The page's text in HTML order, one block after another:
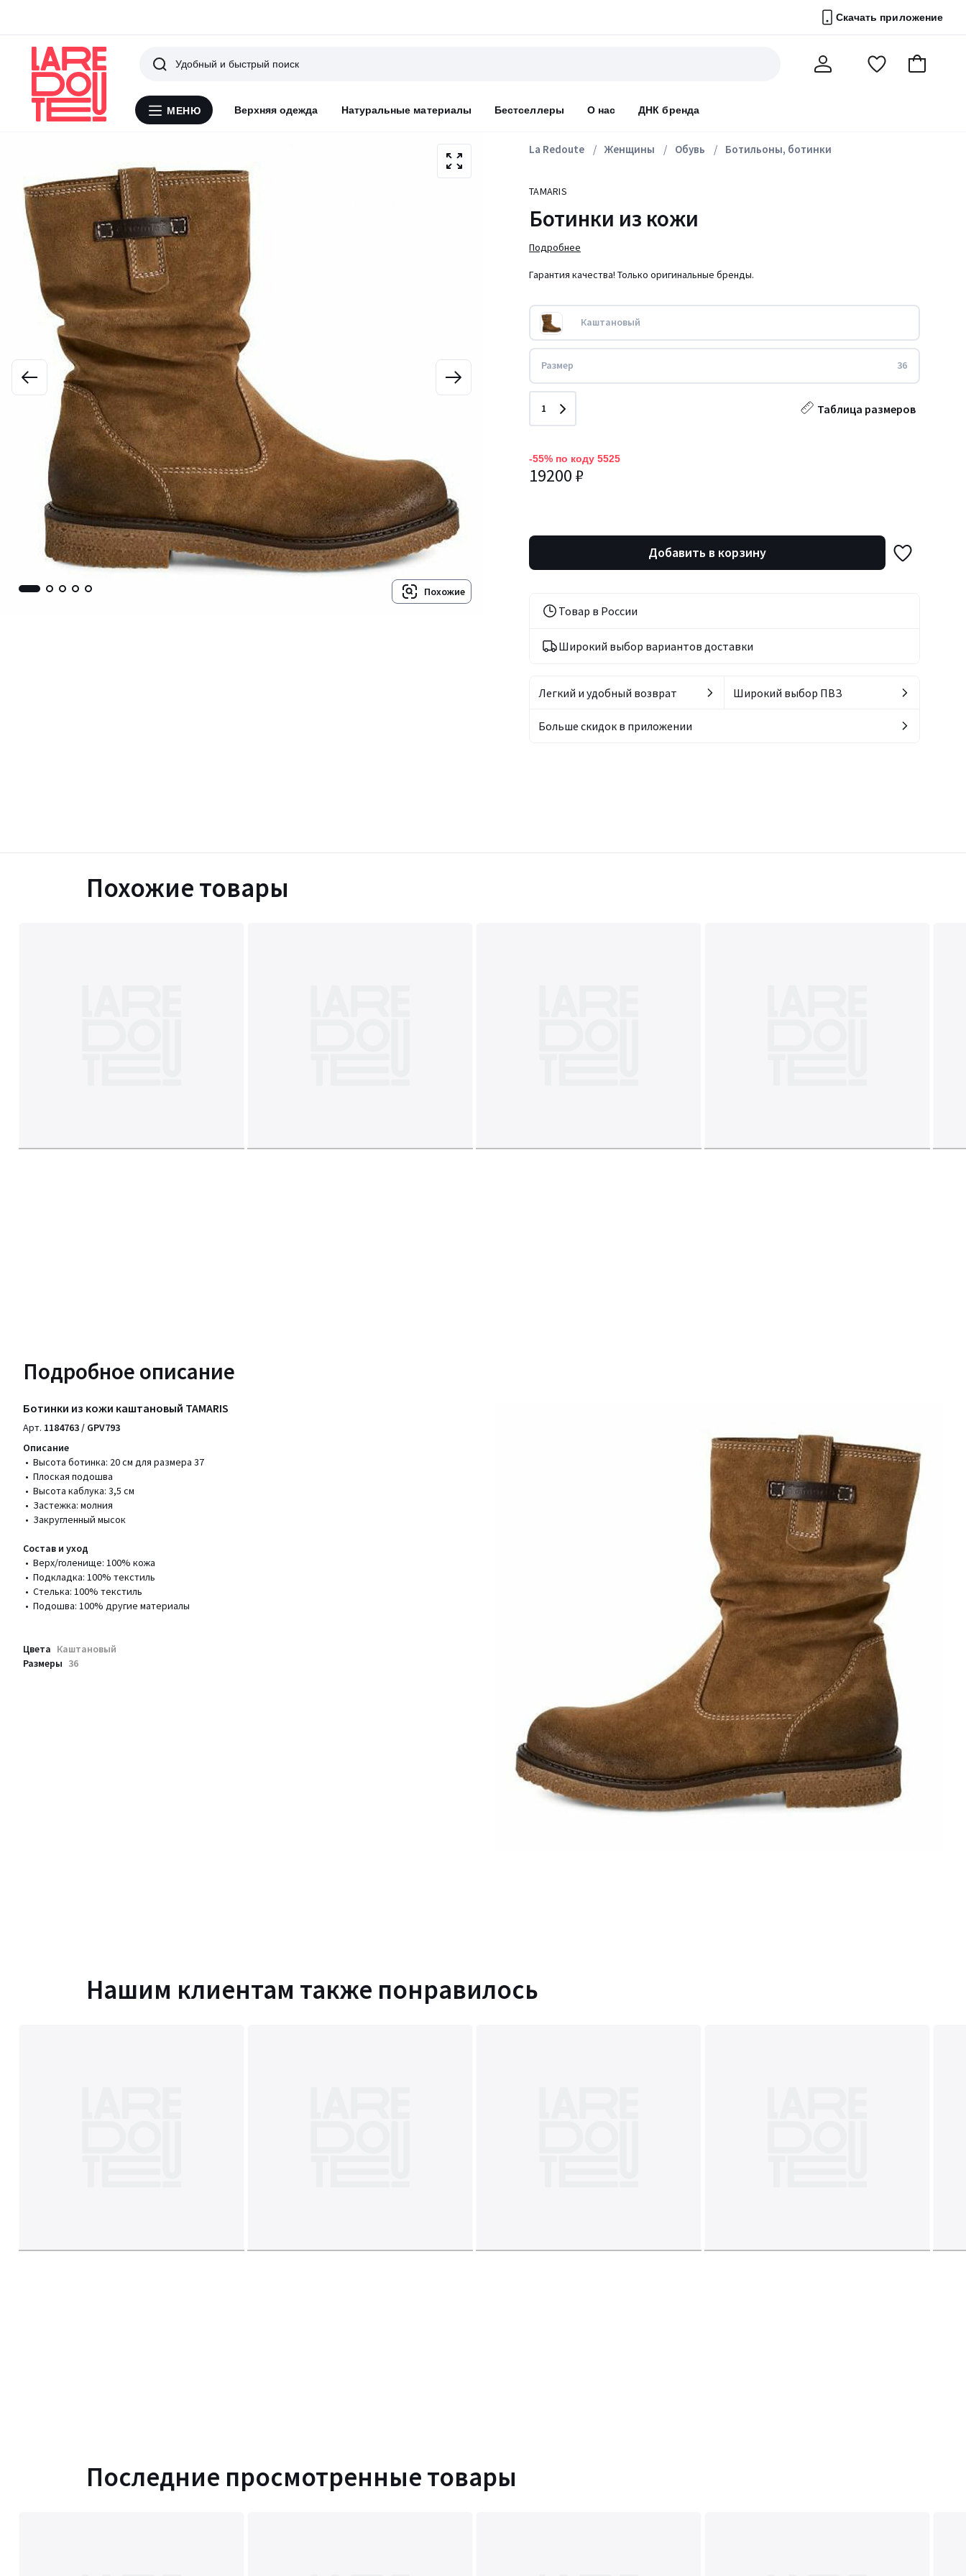
Скачать приложение
Меню
МЕНЮ Верхняя одежда Натуральные материалы Бестселлеры О нас ДНК бренда
Поиск
ПерейтиВ
Похожие
La Redoute Женщины Обувь Ботильоны, ботинки
TAMARIS
Ботинки из кожи
Подробнее
Гарантия качества! Только оригинальные бренды.
Каштановый
Размер 36
Таблица размеров
Количество
1
-55% по коду 5525
19200 ₽
Добавить в корзину
Товар в России
Широкий выбор вариантов доставки
Легкий и удобный возврат Широкий выбор ПВЗ
Больше скидок в приложении
Похожие товары
Подробное описание
Ботинки из кожи каштановый TAMARIS
Арт. 1184763 / GPV793
Описание
• Высота ботинка: 20 см для размера 37
• Плоская подошва
• Высота каблука: 3,5 см
• Застежка: молния
• Закругленный мысок
Состав и уход
• Верх/голенище: 100% кожа
• Подкладка: 100% текстиль
• Стелька: 100% текстиль
• Подошва: 100% другие материалы
Цвета Каштановый
Размеры 36
Нашим клиентам также понравилось
Последние просмотренные товары